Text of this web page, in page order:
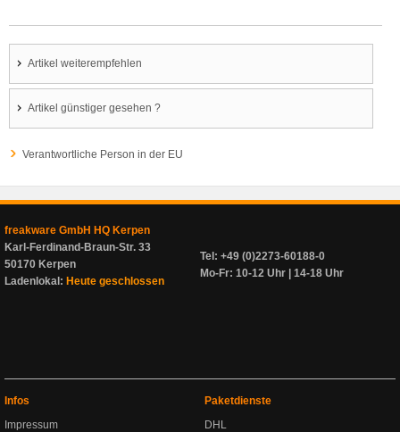
Artikel weiterempfehlen
Artikel günstiger gesehen ?
Verantwortliche Person in der EU
freakware GmbH HQ Kerpen
Karl-Ferdinand-Braun-Str. 33
50170 Kerpen
Ladenlokal: Heute geschlossen
Tel: +49 (0)2273-60188-0
Mo-Fr: 10-12 Uhr | 14-18 Uhr
Infos
Impressum
Paketdienste
DHL